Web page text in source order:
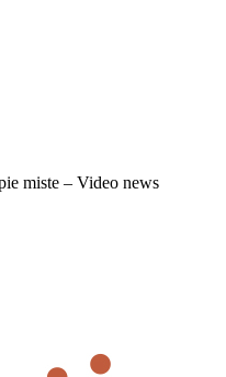
miste – Video news